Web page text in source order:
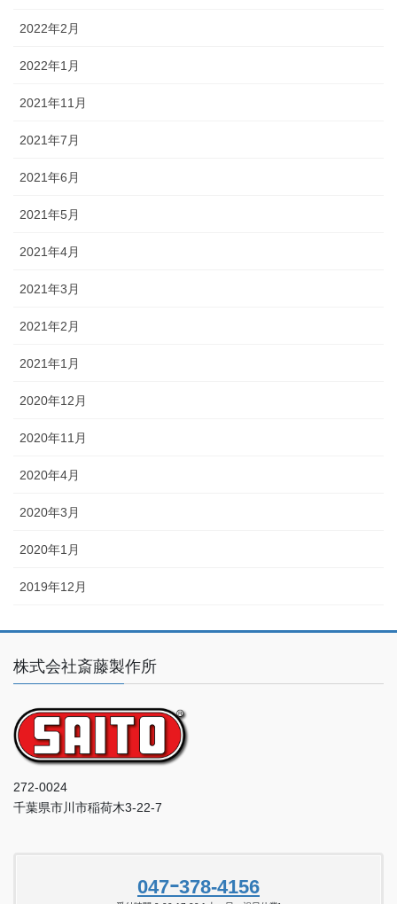
2022年2月
2022年1月
2021年11月
2021年7月
2021年6月
2021年5月
2021年4月
2021年3月
2021年2月
2021年1月
2020年12月
2020年11月
2020年4月
2020年3月
2020年1月
2019年12月
株式会社斎藤製作所
272-0024
千葉県市川市稲荷木3-22-7
047ｰ378-4156